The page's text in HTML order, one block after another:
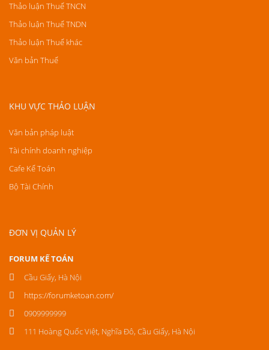
Thảo luận Thuế TNCN
Thảo luận Thuế TNDN
Thảo luận Thuế khác
Văn bản Thuế
KHU VỰC THẢO LUẬN
Văn bản pháp luật
Tài chính doanh nghiệp
Cafe Kế Toán
Bộ Tài Chính
ĐƠN VỊ QUẢN LÝ
FORUM KẾ TOÁN
Cầu Giấy, Hà Nội
https://forumketoan.com/
0909999999
111 Hoàng Quốc Việt, Nghĩa Đô, Cầu Giấy, Hà Nội